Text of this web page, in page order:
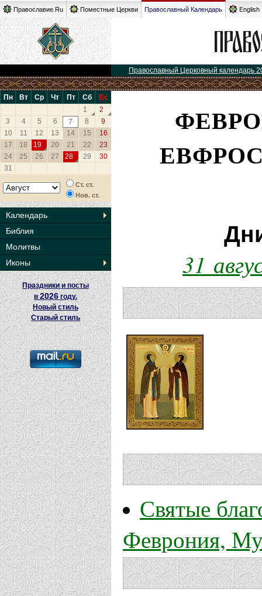
Православие.Ru Поместные Церкви Православный Календарь English
Православный Церковный календарь
Пн Вт Ср Чт Пт Сб
Вс
1
2
3
4 5 6 7 8
9
10
11 12 13 14 15
16
17
18 19 20 21 22
23
24
25 26 27 28 29
30
31
Ст. ст.
Нов. ст.
Календарь
Библия
Молитвы
Иконы
Праздники и посты
в2026 году.
Новый стиль
Старый стиль
31
Святые
Феврония,